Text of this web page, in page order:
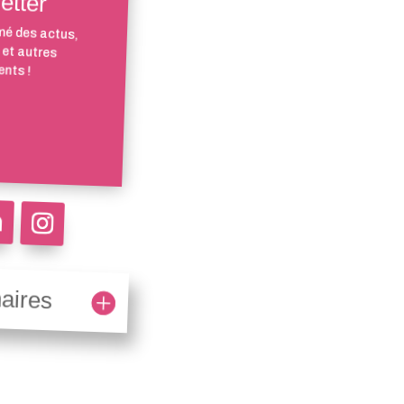
des actus,
et autres
!